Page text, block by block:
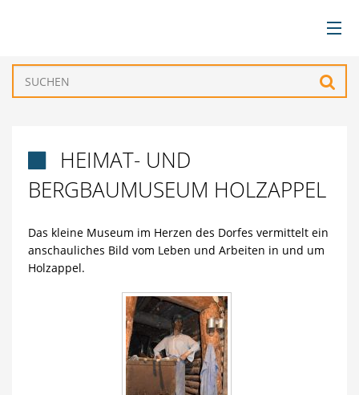
BÜRGERSERVICE
GEMEINDEN
WIRTSCHAFT
HEIMAT- UND
BERGBAUMUSEUM HOLZAPPEL
Das kleine Museum im Herzen des Dorfes vermittelt ein
anschauliches Bild vom Leben und Arbeiten in und um
Holzappel.